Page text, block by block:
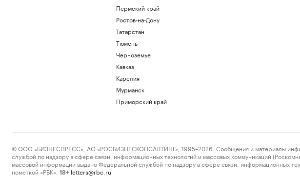
L'Equipe узнала о возможном уходе
Сафонова из ПСЖ летом 2027 года
Навроцкий связал помощь Киеву с
Пермский край
Ростов-на-Дону
Татарстан
Тюмень
Черноземье
Кавказ
Карелия
Мурманск
Приморский край
© ООО «БИЗНЕСПРЕСС», АО «РОСБИЗНЕСКОНСАЛТИНГ», 1995–2026. Сообщения и материалы
службой по надзору в сфере связи, информационных технологий и массовых коммуникаций
массовой информации выдано Федеральной службой по надзору в сфере связи, информационных
пометкой «РБК».
18+ letters@rbc.ru